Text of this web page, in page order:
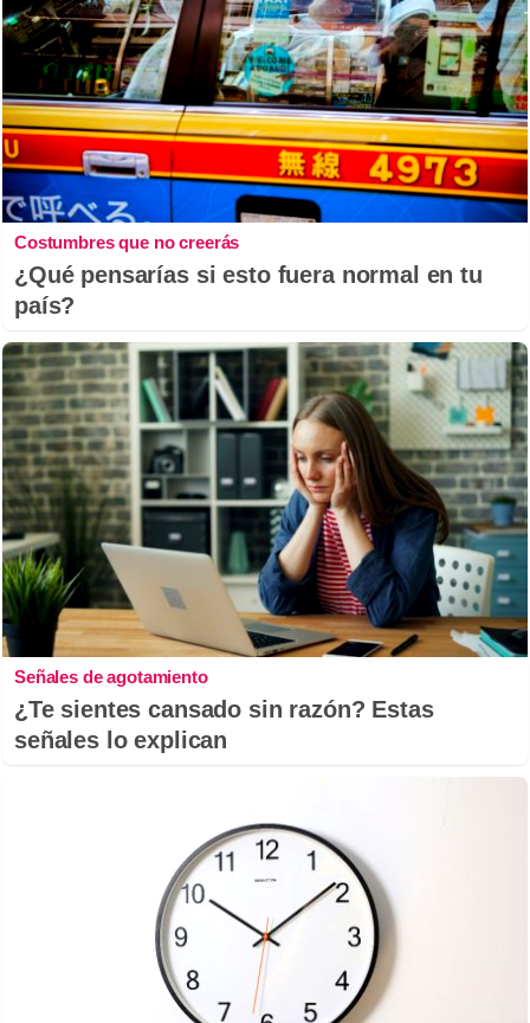
Costumbres que no creerás
¿Qué pensarías si esto fuera normal en tu
país?
Señales de agotamiento
¿Te sientes cansado sin razón? Estas
señales lo explican